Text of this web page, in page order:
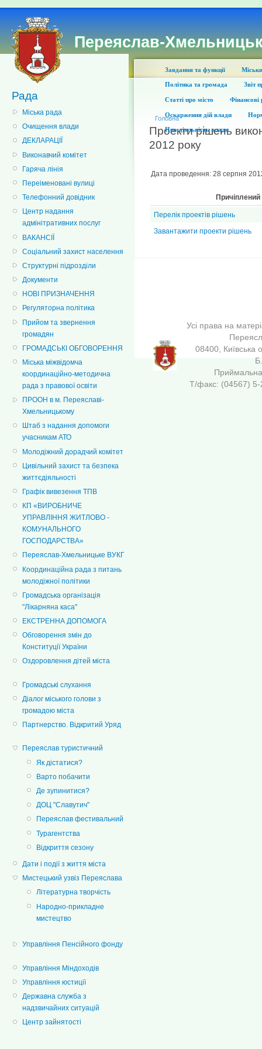
Переяслав-
Рада
Міська рада
Очищення влади
ДЕКЛАРАЦІЇ
Виконавчий комітет
Гаряча лінія
Переіменовані вулиці
Телефонний довідник
Центр надання
адмінітративних послуг
ВАКАНСІЇ
Соціальний захист населення
Структурні підрозділи
Документи
НОВІ ПРИЗНАЧЕННЯ
Регуляторна політика
Прийом та звернення
громадян
ГРОМАДСЬКІ ОБГОВОРЕННЯ
Міська міжвідомча
координаційно-методична
рада з правової освіти
ПРООН в м. Переяславі-
Хмельницькому
Штаб з надання допомоги
учасникам АТО
Молодіжний дорадчий комітет
Цивільний захист та безпека
життєдіяльності
Графік вивезення ТПВ
КП «ВИРОБНИЧЕ
УПРАВЛІННЯ ЖИТЛОВО -
КОМУНАЛЬНОГО
ГОСПОДАРСТВА»
Переяслав-Хмельницьке ВУКГ
Координаційна рада з питань
молодіжної політики
Громадська організація
"Лікарняна каса"
ЕКСТРЕННА ДОПОМОГА
Обговорення змін до
Конституції України
Оздоровлення дітей міста
Громадські слухання
Діалог міського голови з
громадою міста
Партнерство. Відкритий Уряд
Переяслав туристичний
Як дістатися?
Варто побачити
Де зупинитися?
ДОЦ "Славутич"
Переяслав фестивальний
Турагентства
Відкриття сезону
Дати і події з життя міста
Мистецький узвіз Переяслава
Літературна творчість
Народно-прикладне
мистецтво
Управління Пенсійного фонду
Управління Міндоходів
Управління юстиції
Державна служба з
надзвичайних ситуацій
Центр зайнятості
Завдання та функції
Політика та громада Звіт
Статті про місто Фінансові
Оскарження дій влади
Про діяльність влади
Головна
Проекти рішень
2012 року
Дата проведення: 28 серпня
Перелік проектів рішень
Завантажити проекти рішень
Усі права на
08400, Київська
Т/факс: